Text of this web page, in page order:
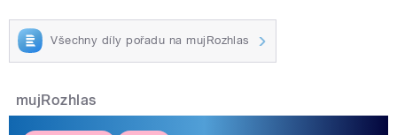
Všechny díly pořadu na mujRozhlas
mujRozhlas